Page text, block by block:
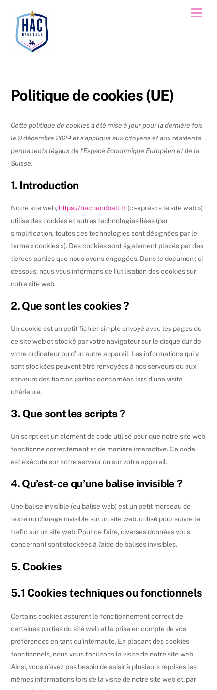
content
Politique de cookies (UE)
Cette politique de cookies a été mise à jour pour la dernière fois
le 9 décembre 2024 et s’applique aux citoyens et aux résidents
permanents légaux de l’Espace Économique Européen et de la
Suisse.
1. Introduction
Notre site web, https://hachandball.fr (ci-après : « le site web »)
utilise des cookies et autres technologies liées (par
simplification, toutes ces technologies sont désignées par le
terme « cookies »). Des cookies sont également placés par des
tierces parties que nous avons engagées. Dans le document ci-
dessous, nous vous informons de l’utilisation des cookies sur
notre site web.
2. Que sont les cookies ?
Un cookie est un petit fichier simple envoyé avec les pages de
ce site web et stocké par votre navigateur sur le disque dur de
votre ordinateur ou d’un autre appareil. Les informations qui y
sont stockées peuvent être renvoyées à nos serveurs ou aux
serveurs des tierces parties concernées lors d’une visite
ultérieure.
3. Que sont les scripts ?
Un script est un élément de code utilisé pour que notre site web
fonctionne correctement et de manière interactive. Ce code
est exécuté sur notre serveur ou sur votre appareil.
4. Qu’est-ce qu’une balise invisible ?
Une balise invisible (ou balise web) est un petit morceau de
texte ou d’image invisible sur un site web, utilisé pour suivre le
trafic sur un site web. Pour ce faire, diverses données vous
concernant sont stockées à l’aide de balises invisibles.
5. Cookies
5.1 Cookies techniques ou fonctionnels
Certains cookies assurent le fonctionnement correct de
certaines parties du site web et la prise en compte de vos
préférences en tant qu’internaute. En plaçant des cookies
fonctionnels, nous vous facilitons la visite de notre site web.
Ainsi, vous n’avez pas besoin de saisir à plusieurs reprises les
mêmes informations lors de la visite de notre site web et, par